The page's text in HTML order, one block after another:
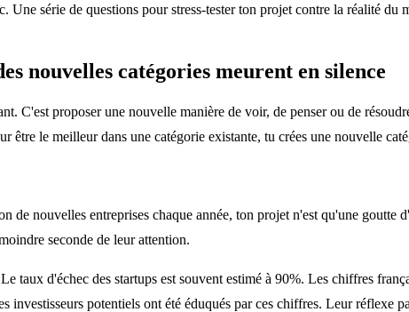
Une série de questions pour stress-tester ton projet contre la réalité
nouvelles catégories meurent en silence
C'est proposer une nouvelle manière de voir, de penser ou de
être le meilleur dans une catégorie existante, tu crées une nouvelle
de nouvelles entreprises chaque année, ton projet n'est qu'une goutte
seconde de leur attention.
taux d'échec des startups est souvent estimé à 90%. Les chiffres
investisseurs potentiels ont été éduqués par ces chiffres. Leur réflexe